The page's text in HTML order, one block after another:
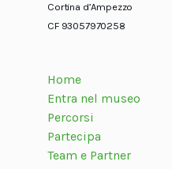
Cortina d’Ampezzo
CF 93057970258
Home
Entra nel museo
Percorsi
Partecipa
Team e Partner